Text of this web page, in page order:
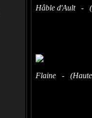
Hâble d'Ault -
Flaine -